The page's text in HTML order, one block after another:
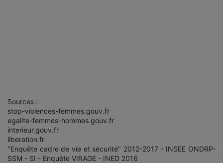
Sources :
stop-violences-femmes.gouv.fr
egalite-femmes-hommes.gouv.fr
interieur.gouv.fr
liberation.fr
"Enquête cadre de vie et sécurité" 2012-2017 - INSEE ONDRP-
SSM - SI - Enquête VIRAGE - INED 2016